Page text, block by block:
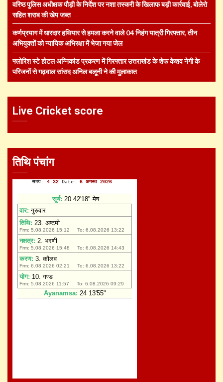
वरिष्ठ पुलिस अधीक्षक पौड़ी के निर्देश पर नशा तस्करी के खिलाफ बड़ी कार्रवाई, बोलेरो
सहित शराब की खेप जब्त
कर्णप्रयाग में धारदार हथियार से हमला करने वाले 04 निहंग यात्री गिरफ्तार, तीन
अभियुक्तों को न्यायिक अभिरक्षा में भेजा गया जेल
फ्लोरिश स्टे होटल अग्निकांड प्रकरण में गिरफ्तार उत्तराखंड के शेफ केशव नेगी के
परिजनों से गढ़वाल सांसद अनिल बलूनी ने की मुलाकात
Live Cricket score
तिथि पंचांग